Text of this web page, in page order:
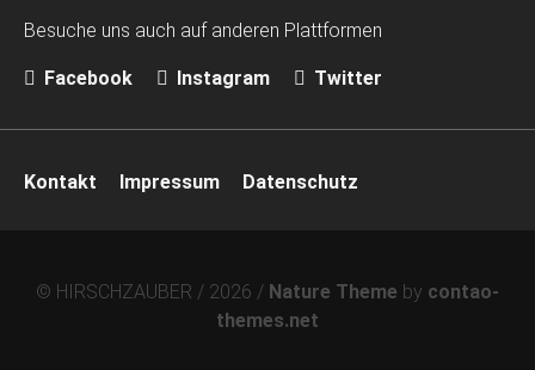
Besuche uns auch auf anderen Plattformen
Facebook Instagram Twitter
überspringen
Kontakt Impressum Datenschutz
© HIRSCHZAUBER / 2026 / Nature Theme by contao-
themes.net